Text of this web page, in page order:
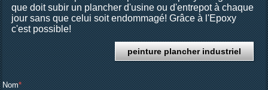
que doit subir un plancher d'usine ou d'entrepot à chaque
jour sans que celui soit endommagé! Grâce à l'Epoxy
c'est possible!
peinture plancher industriel
Nom